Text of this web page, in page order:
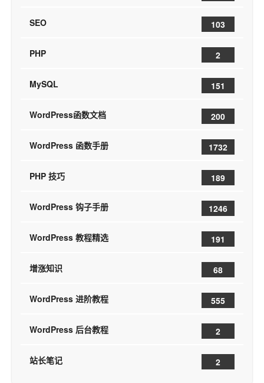
SEO 103
PHP 2
MySQL 151
WordPress函数文档 200
WordPress 函数手册 1732
PHP 技巧 189
WordPress 钩子手册 1246
WordPress 教程精选 191
增涨知识 68
WordPress 进阶教程 555
WordPress 后台教程 2
站长笔记 2